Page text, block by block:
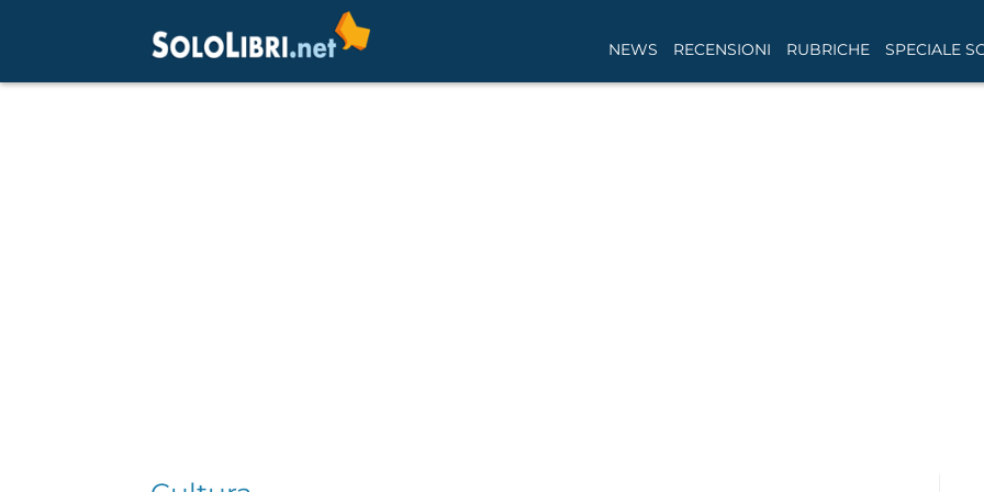
NEWS RECENSIONI RUBRICHE SPECIALE